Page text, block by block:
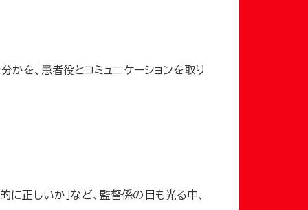
を、患者役とコミュニケーションを取り
正しいか」など、監督係の目も光る中、